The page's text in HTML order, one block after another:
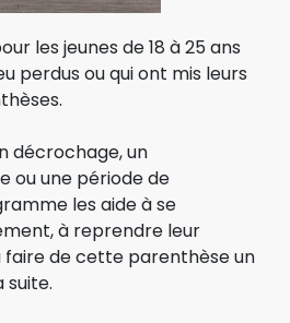
les jeunes de 18 à 25 ans
perdus ou qui ont mis leurs
décrochage, un
ou une période de
les aide à se
à reprendre leur
faire de cette parenthèse un
suite.